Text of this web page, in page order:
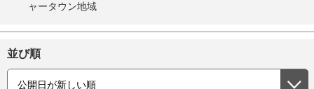
ャータウン地域
並び順